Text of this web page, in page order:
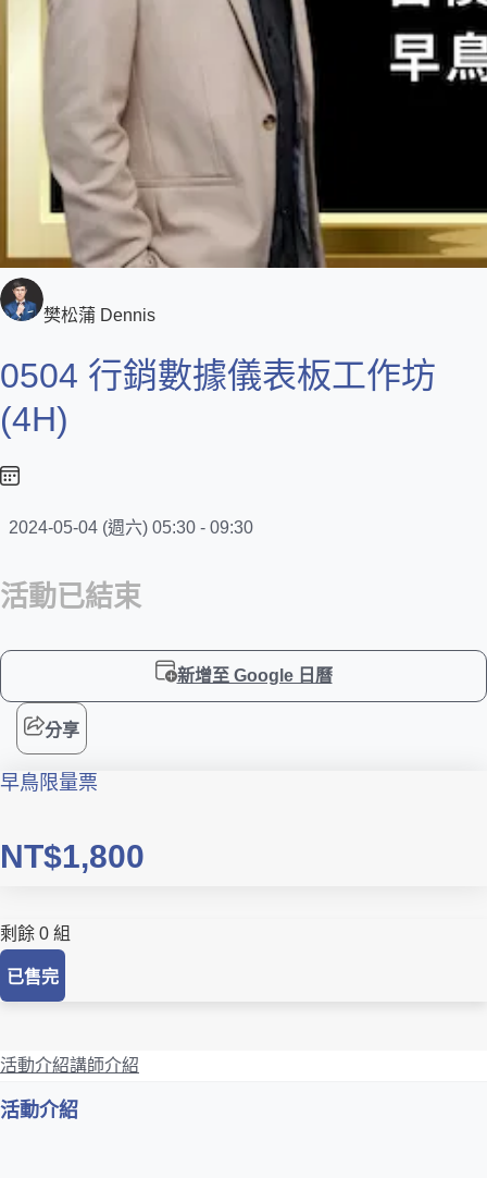
樊松蒲 Dennis
0504 行銷數據儀表板工作坊
(4H)
2024-05-04 (週六) 05:30 - 09:30
活動已結束
新增至 Google 日曆
分享
早鳥限量票
NT$1,800
剩餘 0 組
已售完
活動介紹講師介紹
活動介紹